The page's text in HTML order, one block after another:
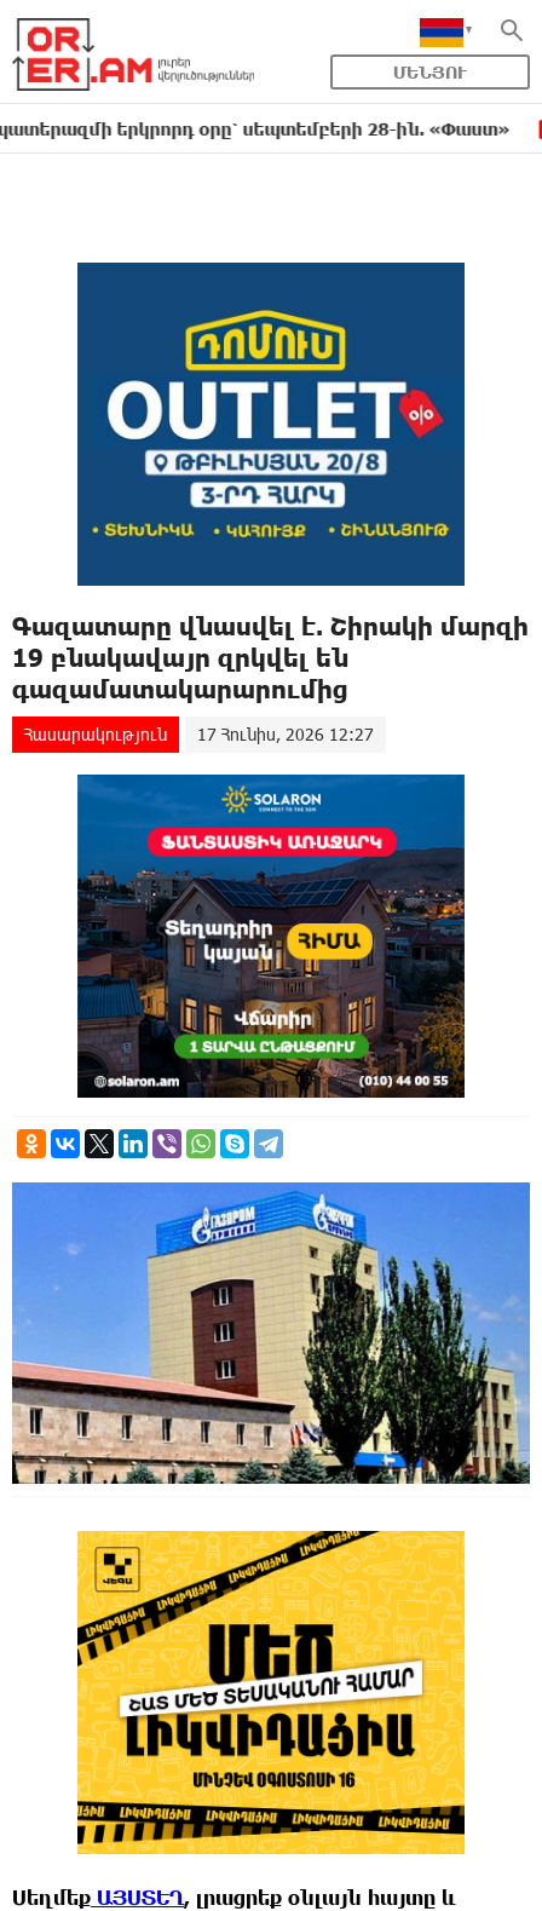
ՄԵՆՅՈՒ
երկրորդ օրը՝ սեպտեմբերի 28-ին. «Փաստ» 9:34
Գազատարը վնասվել է. Շիրակի մարզի
19 բնակավայր զրկվել են
գազամատակարարումից
Հասարակություն 17 Հունիս, 2026 12:27
Սեղմեք ԱՅՍՏԵՂ, լրացրեք օնլայն հայտը և